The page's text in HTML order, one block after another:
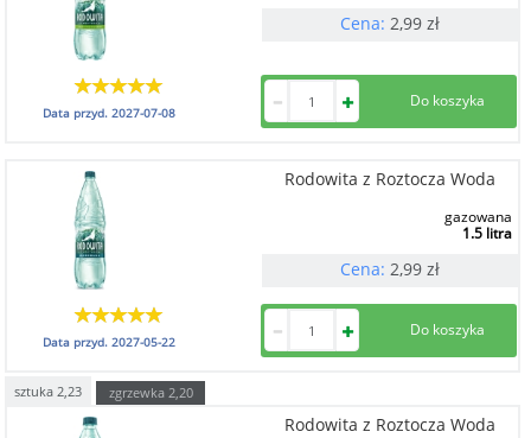
Cena: 2,99 zł
Data przyd.2027-07-08
Rodowita z Roztocza Woda
gazowana
1.5 litra
Cena: 2,99 zł
Data przyd.2027-05-22
sztuka 2,23 zgrzewka 2,20
Rodowita z Roztocza Woda